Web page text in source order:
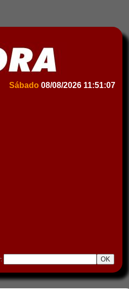
Sábado 08/08/2026 11:51:07
: